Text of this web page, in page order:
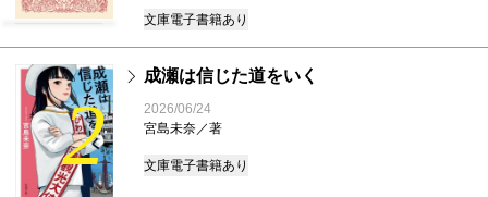
文庫電子書籍あり
2
成瀬は信じた道をいく
2026/06/24
宮島未奈／著
文庫電子書籍あり